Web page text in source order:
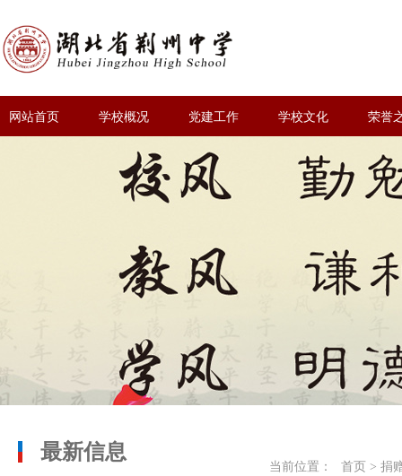
网站首页 学校概况 党建工作 学校文化 荣誉
最新信息
当前位置： 首页 > 捐